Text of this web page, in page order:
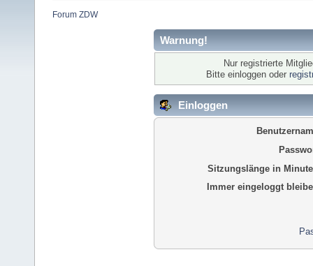
Forum ZDW
Warnung!
Nur registrierte
Bitte einloggen oder
Einloggen
Sitzungslänge in
Immer eingeloggt